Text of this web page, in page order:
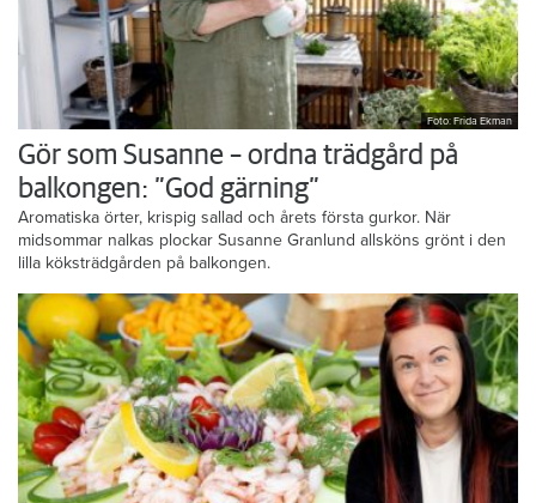
Foto: Frida Ekman
Gör som Susanne – ordna trädgård på
balkongen: ”God gärning”
Aromatiska örter, krispig sallad och årets första gurkor. När
midsommar nalkas plockar Susanne Granlund allsköns grönt i den
lilla köksträdgården på balkongen.